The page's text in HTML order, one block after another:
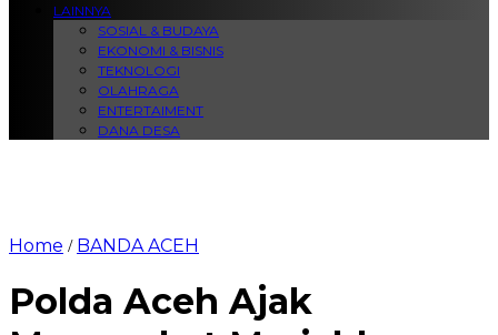
LAINNYA
SOSIAL & BUDAYA
EKONOMI & BISNIS
TEKNOLOGI
OLAHRAGA
ENTERTAIMENT
DANA DESA
Home / BANDA ACEH
Polda Aceh Ajak